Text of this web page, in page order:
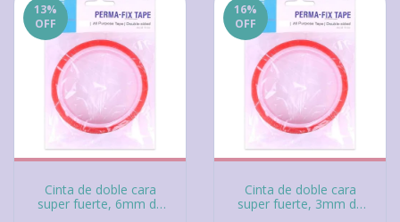
13%
OFF
Cinta de doble cara
super fuerte, 6mm de
16%
OFF
Cinta de doble cara
super fuerte, 3mm de